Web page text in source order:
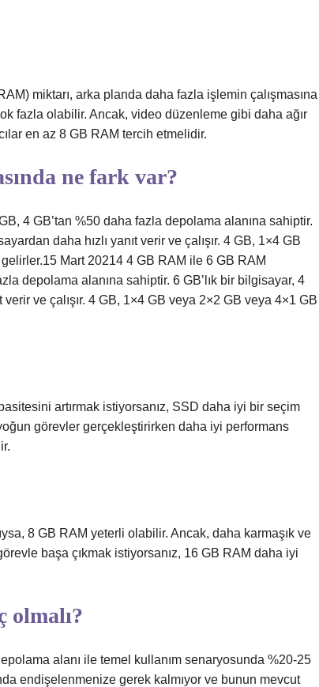
miktarı, arka planda daha fazla işlemin çalışmasına
fazla olabilir. Ancak, video düzenleme gibi daha ağır
en az 8 GB RAM tercih etmelidir.
ne fark var?
4 GB’tan %50 daha fazla depolama alanına sahiptir.
daha hızlı yanıt verir ve çalışır. 4 GB, 1×4 GB
Mart 20214 4 GB RAM ile 6 GB RAM
depolama alanına sahiptir. 6 GB’lık bir bilgisayar, 4
ve çalışır. 4 GB, 1×4 GB veya 2×2 GB veya 4×1 GB
artırmak istiyorsanız, SSD daha iyi bir seçim
görevler gerçekleştirirken daha iyi performans
8 GB RAM yeterli olabilir. Ancak, daha karmaşık ve
başa çıkmak istiyorsanız, 16 GB RAM daha iyi
olmalı?
alanı ile temel kullanım senaryosunda %20-25
endişelenmenize gerek kalmıyor ve bunun mevcut